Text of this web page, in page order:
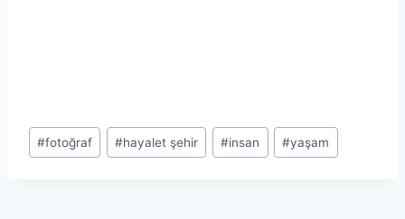
Post
Tags:
#fotoğraf #hayalet şehir #insan #yaşam